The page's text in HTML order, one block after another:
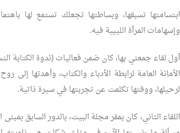
ابتسامتها تسبقها، وبساطتها تجعلك تستمع لها
وإسهامات المرأة الليبية فيه.
الأمانة العامة لرابطة الأدباء والكتاب، وأهدتها
لرحيلها، ووقتها تكلمت عن تجربتها في سيرة ذاتية.
اللقاء الثاني، كان بمقر مجلة البيت، بالدور السابق